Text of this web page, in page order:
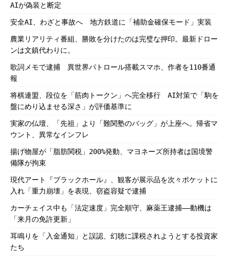
AIが偽装と断定
安全AI、わざと事故へ 地方鉄道に「補助金確保モード」実装
農業リアリティ番組、勝敗を分けたのは完璧な押印。最新ドロー
ンは文鎮代わりに。
歌詞メモで逮捕 異世界パトロール搭載スマホ、作者を110番通
報
将棋連盟、段位を「筋肉トークン」へ完全移行 AI対策で「駒を
盤にめり込ませる深さ」が評価基準に
実家の仏壇、「先祖」より「難関塾のバッグ」が上座へ。帰省マ
ウント、異常なインフレ
揚げ物屋が「脂肪関税」200%発動、マヨネーズ所持者は国境警
備隊が拘束
現代アート『ブラックホール』、観客が展示品を次々ポケットに
入れ「重力崩壊」を表現、窃盗容疑で逮捕
カーチェイス中も「法定速度」完全順守、麻薬王逮捕――動機は
「来月の免許更新」
耳鳴りを「入金通知」と誤認、幻聴に課税されようとする投資家
たち